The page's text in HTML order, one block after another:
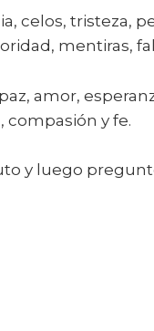
celos, tristeza,
mentiras,
amor,
compasión y fe.
y luego